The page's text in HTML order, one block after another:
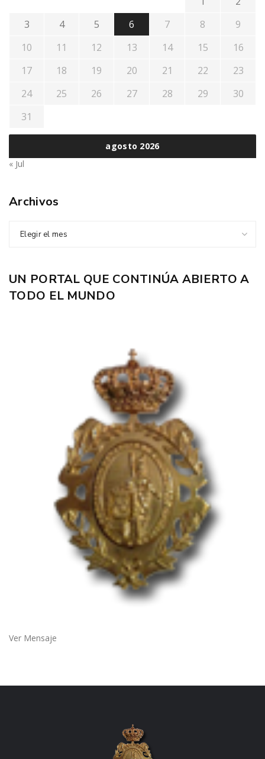
agosto 2026
3
4 5 6 7 8
9
10
11 12 13 14 15
16
17
18 19 20 21 22
23
24
25 26 27 28 29
30
31
« Jul
Archivos
Elegir el mes
UN PORTAL QUE CONTINÚA ABIERTO A
TODO EL MUNDO
Ver Mensaje